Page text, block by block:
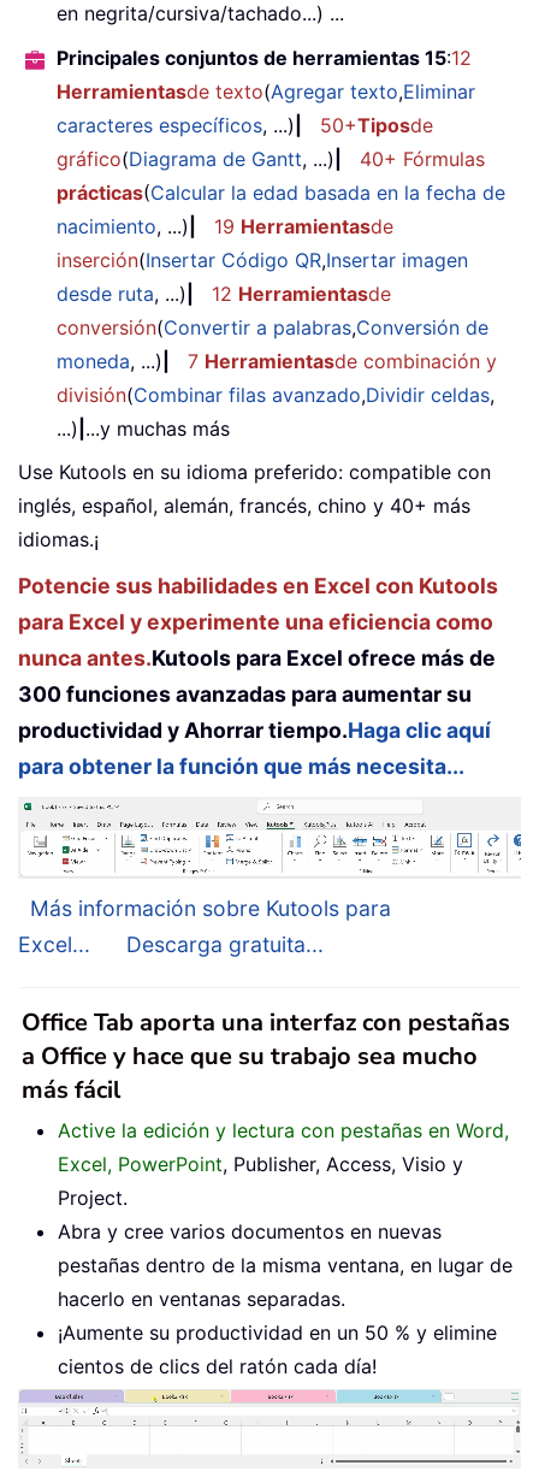
en negrita/cursiva/tachado...) ...
Principales conjuntos de herramientas 15:12
Herramientasde texto(Agregar texto,Eliminar
caracteres específicos, ...) 50+Tiposde
gráfico(Diagrama de Gantt, ...)
40+ Fórmulas
prácticas(Calcular la edad basada en la fecha de
nacimiento, ...) 19 Herramientasde
inserción(Insertar Código QR,Insertar imagen
desde ruta, ...) 12 Herramientasde
conversión(Convertir a palabras,Conversión de
moneda, ...) 7 Herramientasde combinación y
división(Combinar filas avanzado,Dividir celdas,
...) ...y muchas más
Use Kutools en su idioma preferido: compatible con
inglés, español, alemán, francés, chino y 40+ más
idiomas.¡
Potencie sus habilidades en Excel con Kutools
para Excel y experimente una eficiencia como
nunca antes.Kutools para Excel ofrece más de
300 funciones avanzadas para aumentar su
productividad y Ahorrar tiempo.Haga clic aquí
para obtener la función que más necesita...
Más información sobre Kutools para
Excel...
Descarga gratuita...
Office Tab aporta una interfaz con pestañas
a Office y hace que su trabajo sea mucho
más fácil
Active la edición y lectura con pestañas en Word,
Excel, PowerPoint, Publisher, Access, Visio y
Project.
Abra y cree varios documentos en nuevas
pestañas dentro de la misma ventana, en lugar de
hacerlo en ventanas separadas.
¡Aumente su productividad en un 50 % y elimine
cientos de clics del ratón cada día!